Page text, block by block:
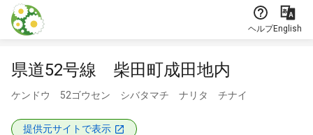
本文に飛ぶ
ヘルプEnglish
県道52号線 柴田町成田地内
ケンドウ 52ゴウセン シバタマチ ナリタ チナイ
提供元サイトで表示